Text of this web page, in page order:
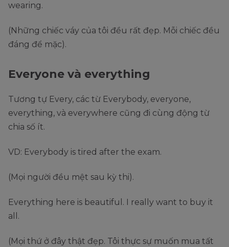
wearing.
(Những chiếc váy của tôi đều rất đẹp. Mỗi chiếc đều
đáng để mặc).
Everyone và everything
Tương tự Every, các từ Everybody, everyone,
everything, và everywhere cũng đi cùng động từ
chia số ít.
VD: Everybody is tired after the exam.
(Mọi người đều mệt sau kỳ thi).
Everything here is beautiful. I really want to buy it
all.
(Mọi thứ ở đây thật đẹp. Tôi thực sự muốn mua tất